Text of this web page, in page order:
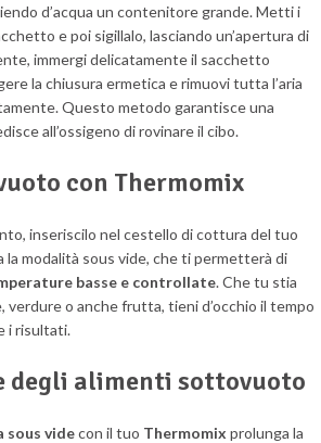
d’acqua un contenitore grande. Metti i
e poi sigillalo, lasciando un’apertura di
immergi delicatamente il sacchetto
la chiusura ermetica e rimuovi tutta l’aria
Questo metodo garantisce una
all’ossigeno di rovinare il cibo.
con Thermomix
inseriscilo nel cestello di cottura del tuo
la modalità sous vide, che ti permetterà di
basse e controllate. Che tu stia
verdure o anche frutta, tieni d’occhio il tempo
i risultati.
degli alimenti sottovuoto
sous videcon il tuo Thermomix prolunga la